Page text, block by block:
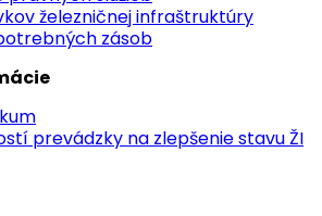
železničnej infraštruktúry
zásob
prevádzky na zlepšenie stavu ŽI